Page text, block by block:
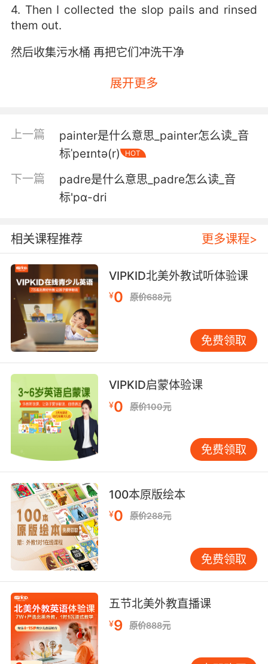
4. Then I collected the slop pails and rinsed
them out.
然后收集污水桶 再把它们冲洗干净
5. I open the pail and pull out the words.
6. Hey, I'm not trying to put it in your pail,
兄弟 我可不是无事找事
7. The little milk pails full of flowers on the
餐桌上摆着小奶桶 插满鲜花
8. Sometimes, to sell a pail of water, you start
a fire.
有时候 就是要这样抛砖引玉
9. I went to the privy and emptied the slop
我去厕所倒掉污水 等等等等
10. We have a pail here in our head, full of
words, where there's everything we need.
我们脑子里有个提桶 里面装满了我们需要的一切
展开更多
上一篇
painter是什么意思_painter怎么读_音
标ˈpeɪntə(r)
HOT
下一篇
padre是什么意思_padre怎么读_音
标'pɑ-dri
相关课程推荐 更多课程>
VIPKID北美外教试听体验课
¥0 原价688元
免费领取
VIPKID启蒙体验课
¥0 原价100元
免费领取
100本原版绘本
¥0 原价288元
免费领取
五节北美外教直播课
¥9 原价888元